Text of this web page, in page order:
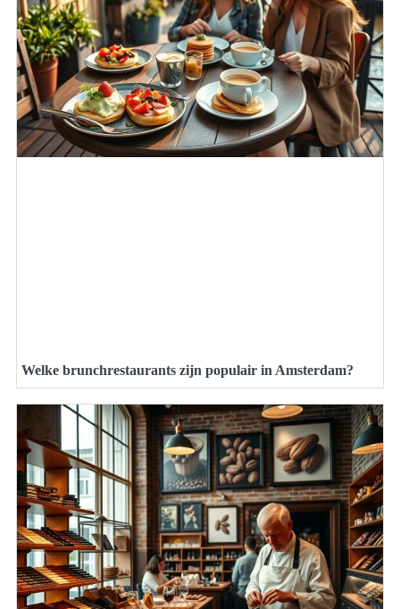
Welke brunchrestaurants zijn populair in Amsterdam?